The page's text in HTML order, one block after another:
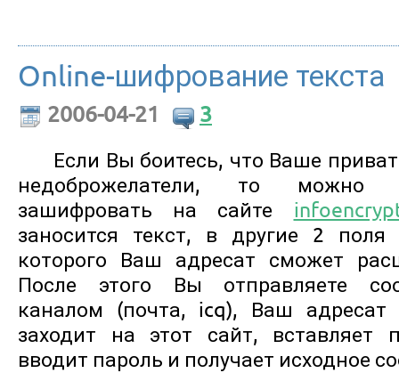
Online-шифрование текста
2006-04-21 3
Если Вы боитесь, что Ваше
недоброжелатели, то можно
зашифровать на сайте
заносится текст, в другие 2
которого Ваш адресат сможет
После этого Вы отправляете
каналом (почта, icq), Ваш адресат
заходит на этот сайт, вставляет
вводит пароль и получает исходное